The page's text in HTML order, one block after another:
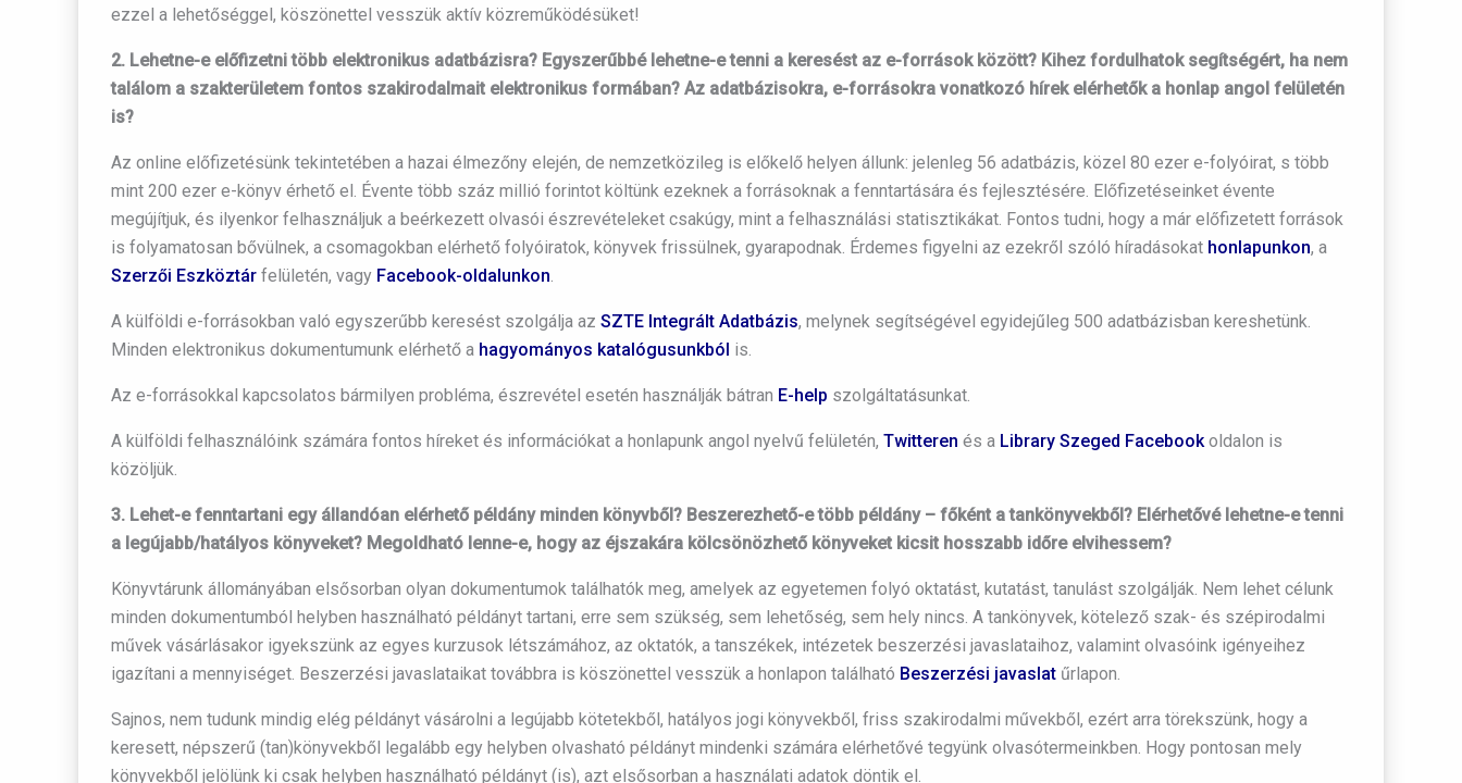
ezzel a lehetőséggel, köszönettel vesszük aktív közreműködésüket!
2. Lehetne-e előfizetni több elektronikus adatbázisra? Egyszerűbbé lehetne-e tenni a keresést az e-források között? Kihez fordulhatok segítségért, ha nem
találom a szakterületem fontos szakirodalmait elektronikus formában? Az adatbázisokra, e-forrásokra vonatkozó hírek elérhetők a honlap angol felületén
is?
Az online előfizetésünk tekintetében a hazai élmezőny elején, de nemzetközileg is előkelő helyen állunk: jelenleg 56 adatbázis, közel 80 ezer e-folyóirat, s több
mint 200 ezer e-könyv érhető el. Évente több száz millió forintot költünk ezeknek a forrásoknak a fenntartására és fejlesztésére. Előfizetéseinket évente
megújítjuk, és ilyenkor felhasználjuk a beérkezett olvasói észrevételeket csakúgy, mint a felhasználási statisztikákat. Fontos tudni, hogy a már előfizetett források
is folyamatosan bővülnek, a csomagokban elérhető folyóiratok, könyvek frissülnek, gyarapodnak. Érdemes figyelni az ezekről szóló híradásokat honlapunkon, a
Szerzői Eszköztár felületén, vagy Facebook-oldalunkon.
A külföldi e-forrásokban való egyszerűbb keresést szolgálja az SZTE Integrált Adatbázis, melynek segítségével egyidejűleg 500 adatbázisban kereshetünk.
Minden elektronikus dokumentumunk elérhető a hagyományos katalógusunkból is.
Az e-forrásokkal kapcsolatos bármilyen probléma, észrevétel esetén használják bátran E-help szolgáltatásunkat.
A külföldi felhasználóink számára fontos híreket és információkat a honlapunk angol nyelvű felületén, Twitteren és a Library Szeged Facebookoldalon is
közöljük.
3. Lehet-e fenntartani egy állandóan elérhető példány minden könyvből? Beszerezhető-e több példány – főként a tankönyvekből? Elérhetővé lehetne-e tenni
a legújabb/hatályos könyveket? Megoldható lenne-e, hogy az éjszakára kölcsönözhető könyveket kicsit hosszabb időre elvihessem?
Könyvtárunk állományában elsősorban olyan dokumentumok találhatók meg, amelyek az egyetemen folyó oktatást, kutatást, tanulást szolgálják. Nem lehet célunk
minden dokumentumból helyben használható példányt tartani, erre sem szükség, sem lehetőség, sem hely nincs. A tankönyvek, kötelező szak- és szépirodalmi
művek vásárlásakor igyekszünk az egyes kurzusok létszámához, az oktatók, a tanszékek, intézetek beszerzési javaslataihoz, valamint olvasóink igényeihez
igazítani a mennyiséget. Beszerzési javaslataikat továbbra is köszönettel vesszük a honlapon található Beszerzési javaslat űrlapon.
Sajnos, nem tudunk mindig elég példányt vásárolni a legújabb kötetekből, hatályos jogi könyvekből, friss szakirodalmi művekből, ezért arra törekszünk, hogy a
keresett, népszerű (tan)könyvekből legalább egy helyben olvasható példányt mindenki számára elérhetővé tegyünk olvasótermeinkben. Hogy pontosan mely
könyvekből jelölünk ki csak helyben használható példányt (is), azt elsősorban a használati adatok döntik el.